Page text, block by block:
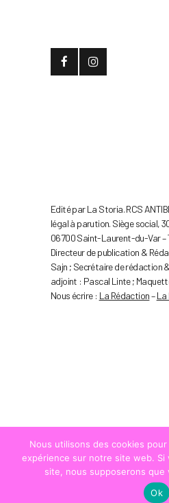
Edité par La Storia. RCS
légal à parution. Siège social,
06700 Saint-Laurent-du-Var –
Directeur de publication &
Sajn ; Secrétaire de rédaction
adjoint : Pascal Linte ;
Nous écrire : La Rédaction–La
© COPYRIGHTLA
Nous utilisons des cookies
expérience sur notre site web. Si
site, nous supposerons que
Ok